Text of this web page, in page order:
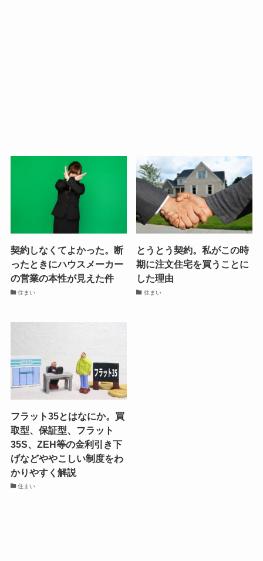
契約しなくてよかった。断
ったときにハウスメーカー
の営業の本性が見えた件
住まい
とうとう契約。私がこの時
期に注文住宅を買うことに
した理由
住まい
フラット35とはなにか。買
取型、保証型、フラット
35S、ZEH等の金利引き下
げなどややこしい制度をわ
かりやすく解説
住まい